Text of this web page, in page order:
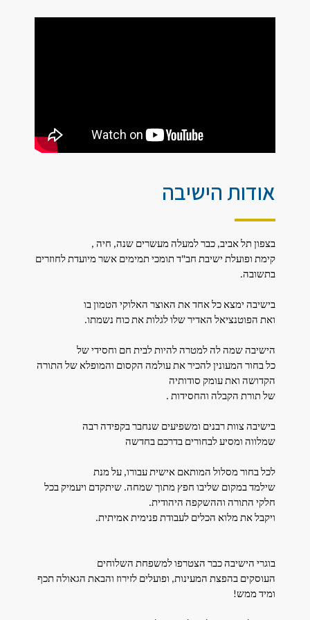
אודות הישיבה
בצפון תל אביב, כבר למעלה מעשרים שנה, חיה ,
קימת ופועלת ישיבת חב"ד תומכי תמימים אשר מיועדת לחוזרים
בתשובה.
בישיבה ימצא כל אחד את האוצר האלוקי הטמון בו
ואת הפוטנציאל האדיר שלו לגלות את כוח נשמתו.
הישיבה שמה לה למטרה להיות לבית חם וחסידי של
כל בחור המעונין להכיר את עולמה הקסום והמופלא של התורה
הקדושה ואת עומק סודותיה
של תורת הקבלה והחסידות .
בישיבה צוות רבנים ומשפיעים שנחבר בקפידה רבה
שמלווה ומסיע לבחורים בדרכם בחדשה
לכל בחור מסלול המותאם אישית עבורו, על מנת
שילמד במקום שליבו חפץ מתוך שמחה. שיתקדם ויעמיק בכל
חלקי התורה וההשקפה היהודית.
ויקבל את מלוא הכלים לעבודת פנימית אמיתית.
בוגרי הישיבה כבר הצטרפו למשפחת השלוחים
העוסקים בהפצת המעינות, ופועלים לזירוז והבאת הגאולה תכף
ומיד ממש!